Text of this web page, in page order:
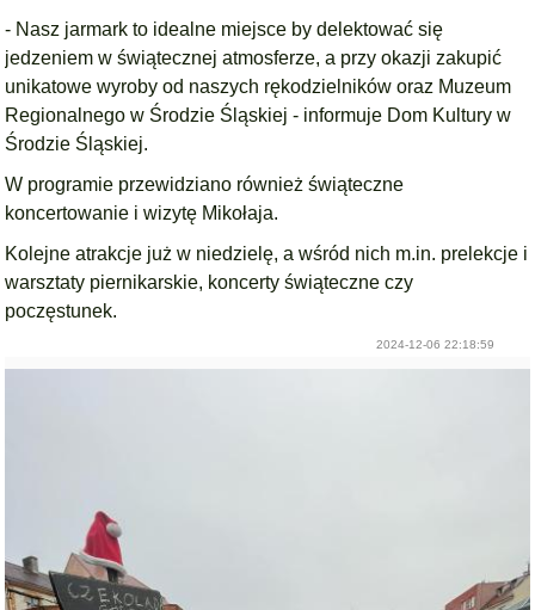
- Nasz jarmark to idealne miejsce by delektować się
jedzeniem w świątecznej atmosferze, a przy okazji zakupić
unikatowe wyroby od naszych rękodzielników oraz Muzeum
Regionalnego w Środzie Śląskiej - informuje Dom Kultury w
Środzie Śląskiej.
W programie przewidziano również świąteczne
koncertowanie i wizytę Mikołaja.
Kolejne atrakcje już w niedzielę, a wśród nich m.in. prelekcje i
warsztaty piernikarskie, koncerty świąteczne czy
poczęstunek.
2024-12-06 22:18:59